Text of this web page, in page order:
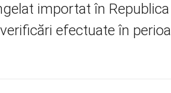
us on Telegram
importat în
efectuate în